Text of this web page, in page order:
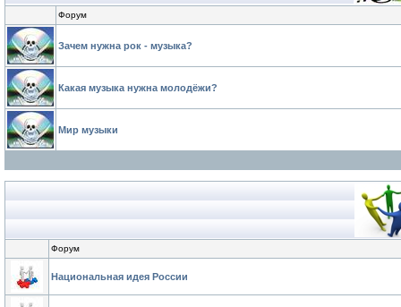
Форум
Зачем нужна рок - музыка?
Какая музыка нужна молодёжи?
Мир музыки
Форум
Национальная идея России